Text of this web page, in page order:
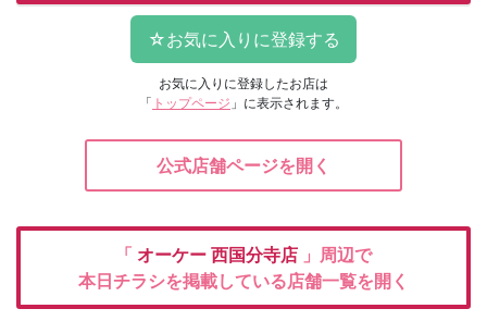
お気に入りに登録したお店は
「 トップページ 」に表示されます。
公式店舗ページを開く
「 オーケー 西国分寺店 」周辺で
本日チラシを掲載している店舗一覧を開く